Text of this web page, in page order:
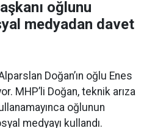
oğlunu
medyadan davet
Doğan’ın oğlu Enes
MHP’li Doğan, teknik arıza
oğlunun
medyayı kullandı.